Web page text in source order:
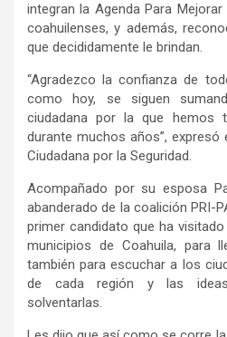
integran la Agenda Para
coahuilenses, y además,
que decididamente le brindan.
“Agradezco la confianza de
como hoy, se siguen
ciudadana por la que hemos
durante muchos años”, expresó
Ciudadana por la Seguridad.
Acompañado por su esposa
abanderado de la coalición PRI-
primer candidato que ha
municipios de Coahuila, para
también para escuchar a los
de cada región y las
solventarlas.